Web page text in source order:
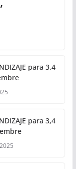
para 3,4
para 3,4